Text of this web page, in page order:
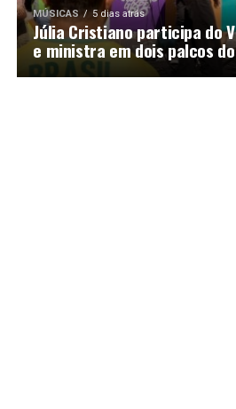
MÚSICAS 5 dias atrás
Júlia Cristiano participa do
e ministra em dois palcos